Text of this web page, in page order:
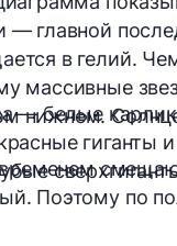
главной
в гелий.
массивные
нижнем.
— белые
гиганты
Поэтому по